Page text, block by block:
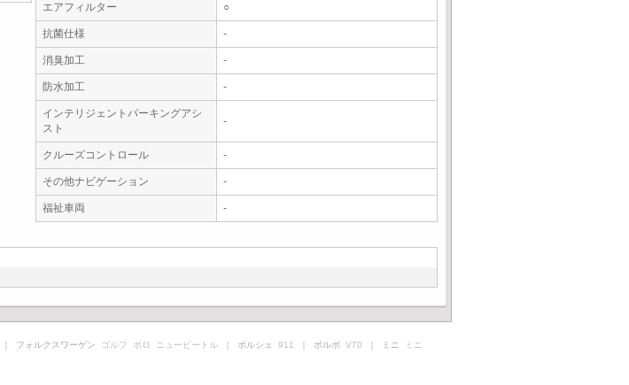
エアフィルター ○
抗菌仕様 -
消臭加工 -
防水加工 -
インテリジェントパーキングアシ
スト
-
クルーズコントロール -
その他ナビゲーション -
福祉車両
-
｜ フォルクスワーゲン ゴルフ ポロ ニュービートル ｜ ポルシェ 911 ｜ ボルボ V70 ｜ ミニ ミニ